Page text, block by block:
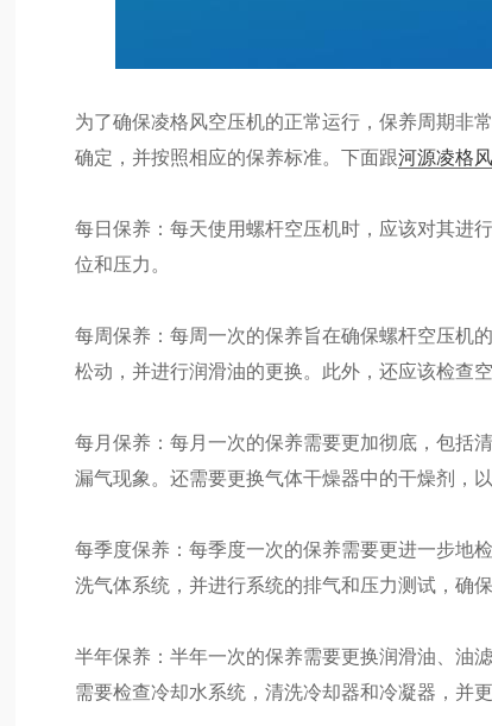
为了确保凌格风空压机的正常运行，保养周期非
确定，并按照相应的保养标准。下面跟河源凌格
每日保养：每天使用螺杆空压机时，应该对其进
位和压力。
每周保养：每周一次的保养旨在确保螺杆空压机
松动，并进行润滑油的更换。此外，还应该检查
每月保养：每月一次的保养需要更加彻底，包括
漏气现象。还需要更换气体干燥器中的干燥剂，
每季度保养：每季度一次的保养需要更进一步地
洗气体系统，并进行系统的排气和压力测试，确
半年保养：半年一次的保养需要更换润滑油、油
需要检查冷却水系统，清洗冷却器和冷凝器，并更